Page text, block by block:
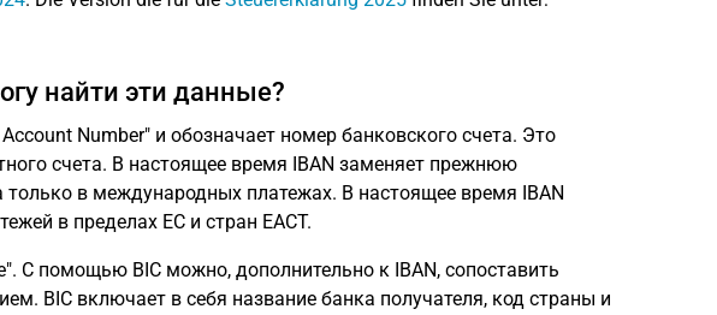
найти эти данные?
Number" и обозначает номер банковского счета. Это
счета. В настоящее время IBAN заменяет прежнюю
в международных платежах. В настоящее время IBAN
в пределах ЕС и стран ЕАСТ.
С помощью BIC можно, дополнительно к IBAN, сопоставить
BIC включает в себя название банка получателя, код страны и